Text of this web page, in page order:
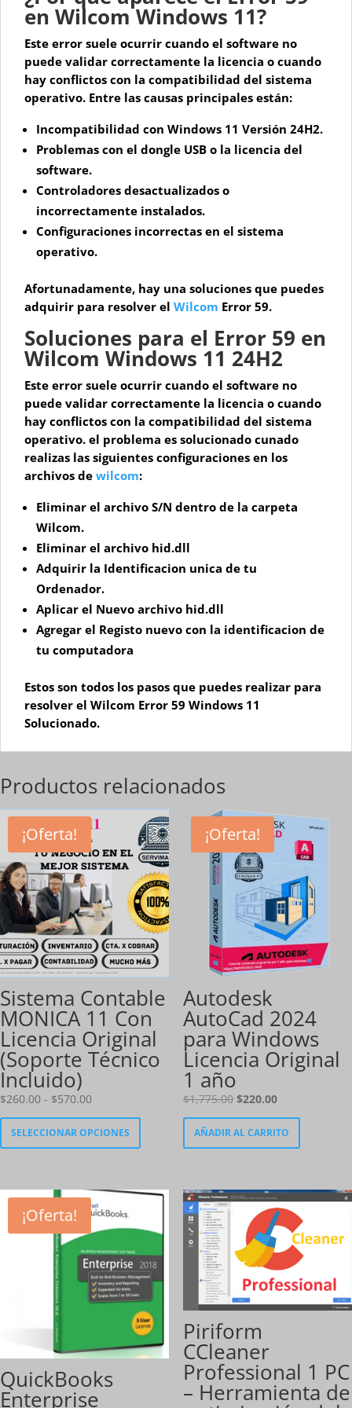
en Wilcom Windows 11?
Este error suele ocurrir cuando el software no
puede validar correctamente la licencia o cuando
hay conflictos con la compatibilidad del sistema
operativo. Entre las causas principales están:
Incompatibilidad con Windows 11 Versión 24H2.
Problemas con el dongle USB o la licencia del
software.
Controladores desactualizados o
incorrectamente instalados.
Configuraciones incorrectas en el sistema
operativo.
Afortunadamente, hay una soluciones que puedes
adquirir para resolver el Wilcom Error 59.
Soluciones para el Error 59 en
Wilcom Windows 11 24H2
Este error suele ocurrir cuando el software no
puede validar correctamente la licencia o cuando
hay conflictos con la compatibilidad del sistema
operativo. el problema es solucionado cunado
realizas las siguientes configuraciones en los
archivos de wilcom:
Eliminar el archivo S/N dentro de la carpeta
Wilcom.
Eliminar el archivo hid.dll
Adquirir la Identificacion unica de tu
Ordenador.
Aplicar el Nuevo archivo hid.dll
Agregar el Registo nuevo con la identificacion de
tu computadora
Estos son todos los pasos que puedes realizar para
resolver el Wilcom Error 59 Windows 11
Solucionado.
Productos relacionados
¡Oferta!
Sistema Contable
MONICA 11 Con
Licencia Original
(Soporte Técnico
Incluido)
$260.00 - $570.00Rango
de
precios:
desde
hasta
$570.00
SELECCIONAR OPCIONES
Este
tiene
variantes.
pueden
elegir
en
la
página
de
producto
¡Oferta!
Autodesk
AutoCad 2024
para Windows
Licencia Original
1 año
$1,775.00 El
precio
original
era:
$220.00El
precio
actual
es:
AÑADIR AL CARRITO
¡Oferta!
QuickBooks
Enterprise
Piriform
CCleaner
Professional 1 PC
– Herramienta de